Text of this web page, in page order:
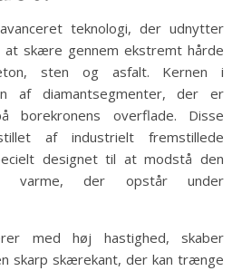
teknologi, der udnytter
at skære gennem ekstremt hårde
sten og asfalt. Kernen i
af diamantsegmenter, der er
borekronens overflade. Disse
af industrielt fremstillede
designet til at modstå den
varme, der opstår under
med høj hastighed, skaber
skarp skærekant, der kan trænge